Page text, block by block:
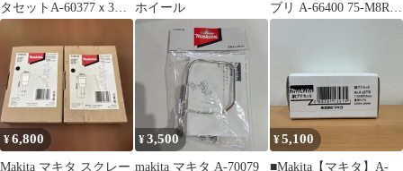
タセットA-60377ｘ3個
セット 新品
ホイール
ブリ A-66400 75-M8Rセ
ット品 MUR100D
¥6,800
Makita マキタ スクレー
¥3,500
makita マキタ A-70079
¥5,100
■Makita【マキタ】A-